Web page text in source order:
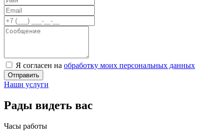
Я согласен на обработку моих персональных данных
Отправить
Наши услуги
Рады видеть вас
Часы работы